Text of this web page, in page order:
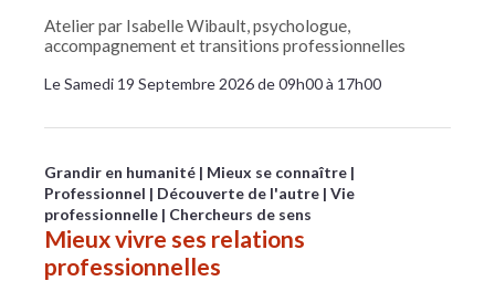
Atelier par Isabelle Wibault, psychologue,
accompagnement et transitions professionnelles
Le Samedi 19 Septembre 2026 de 09h00 à 17h00
Grandir en humanité
Mieux se connaître
Professionnel
Découverte de l'autre Vie
professionnelle
Chercheurs de sens
Mieux vivre ses relations
professionnelles